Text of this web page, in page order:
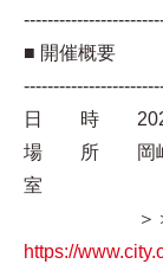
■ 開催概要
日 時 2024
場 所 岡崎市
室
＞
https://